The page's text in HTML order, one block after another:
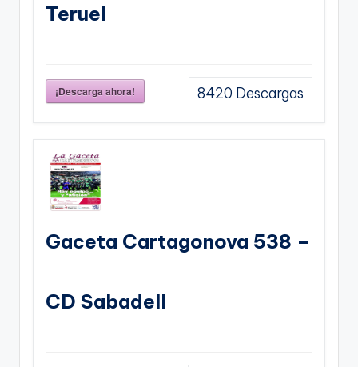
Teruel
¡Descarga ahora! 8420 Descargas
Gaceta Cartagonova 538 –
CD Sabadell